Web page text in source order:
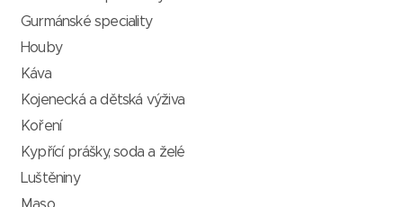
Gurmánské speciality
Houby
Káva
Kojenecká a dětská výživa
Koření
Kypřící prášky, soda a želé
Luštěniny